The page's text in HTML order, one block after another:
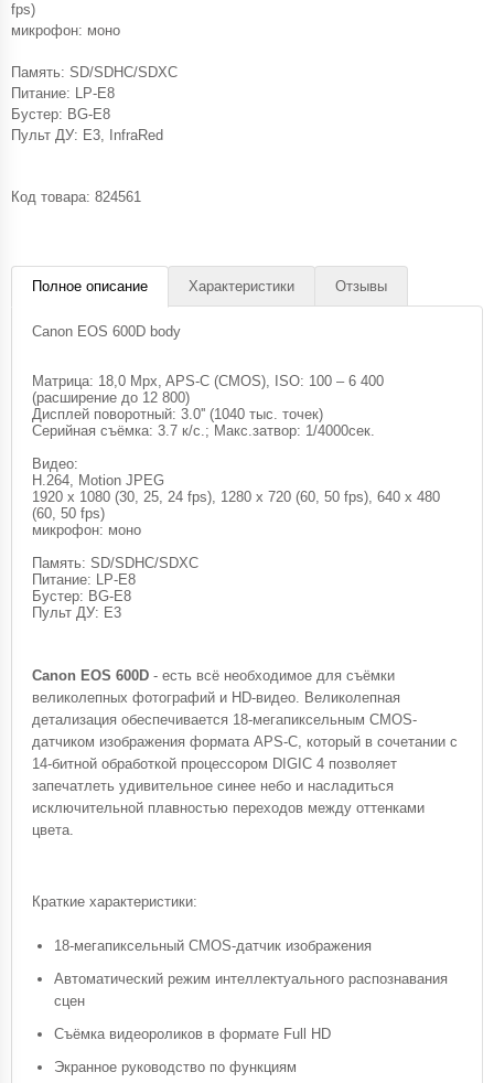
fps)
микрофон: моно
Память: SD/SDHC/SDXC
Питание: LP-E8
Бустер: BG-E8
Пульт ДУ: E3, InfraRed
Код товара: 824561
Полное описание Характеристики Отзывы
Canon EOS 600D body
Матрица: 18,0 Mpx, APS-C (CMOS), ISO: 100 – 6 400
(расширение до 12 800)
Дисплей поворотный: 3.0'' (1040 тыс. точек)
Серийная съёмка: 3.7 к/с.; Макс.затвор: 1/4000сек.
Видео:
H.264, Motion JPEG
1920 x 1080 (30, 25, 24 fps), 1280 x 720 (60, 50 fps), 640 x 480
(60, 50 fps)
микрофон: моно
Память: SD/SDHC/SDXC
Питание: LP-E8
Бустер: BG-E8
Пульт ДУ: E3
Canon EOS 600D - есть всё необходимое для съёмки
великолепных фотографий и HD-видео. Великолепная
детализация обеспечивается 18-мегапиксельным CMOS-
датчиком изображения формата APS-C, который в сочетании с
14-битной обработкой процессором DIGIC 4 позволяет
запечатлеть удивительное синее небо и насладиться
исключительной плавностью переходов между оттенками
цвета.
Краткие характеристики:
18-мегапиксельный CMOS-датчик изображения
Автоматический режим интеллектуального распознавания
сцен
Съёмка видеороликов в формате Full HD
Экранное руководство по функциям